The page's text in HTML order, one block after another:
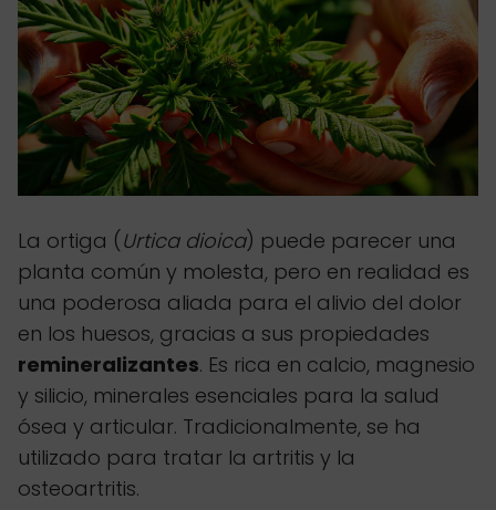
La ortiga (Urtica dioica) puede parecer una
planta común y molesta, pero en realidad es
una poderosa aliada para el alivio del dolor
en los huesos, gracias a sus propiedades
remineralizantes. Es rica en calcio, magnesio
y silicio, minerales esenciales para la salud
ósea y articular. Tradicionalmente, se ha
utilizado para tratar la artritis y la
osteoartritis.